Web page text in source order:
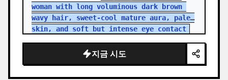
woman with long voluminous dark brown
wavy hair, sweet-cool mature aura, pale
skin, and soft but intense eye contact
지금 시도